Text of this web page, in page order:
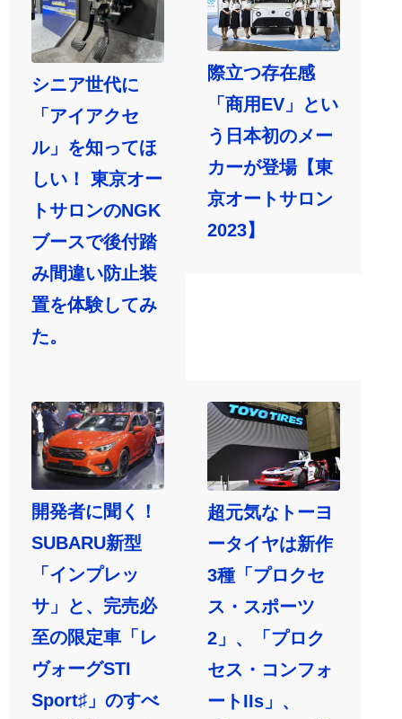
シニア世代に
「アイアクセ
ル」を知ってほ
しい！ 東京オー
トサロンのNGK
ブースで後付踏
み間違い防止装
置を体験してみ
た。
際立つ存在感
「商用EV」とい
う日本初のメー
カーが登場【東
京オートサロン
2023】
開発者に聞く！
SUBARU新型
「インプレッ
サ」と、完売必
至の限定車「レ
ヴォーグSTI
Sport♯」のすべ
超元気なトーヨ
ータイヤは新作
3種「プロクセ
ス・スポーツ
2」、「プロク
セス・コンフォ
ートIIs」、